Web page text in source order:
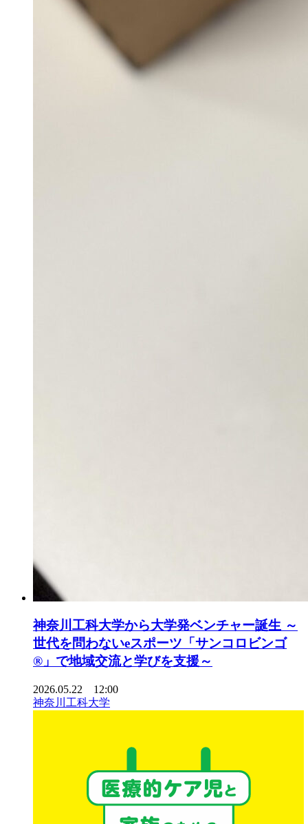
神奈川工科大学から大学発ベンチャー誕生 ～
世代を問わないeスポーツ「サンコロビンゴ
®」で地域交流と学びを支援～
2026.05.22 12:00
神奈川工科大学